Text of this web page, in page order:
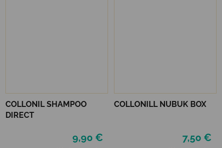
COLLONIL SHAMPOO
DIRECT
9,90 €
COLLONILL NUBUK BOX
7,50 €